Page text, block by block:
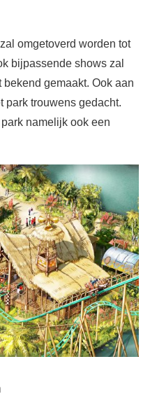
omgetoverd worden tot
bijpassende shows zal
gemaakt. Ook aan
park trouwens gedacht.
namelijk ook een